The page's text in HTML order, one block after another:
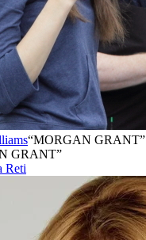
“MORGAN GRANT”
GRANT”
Reti